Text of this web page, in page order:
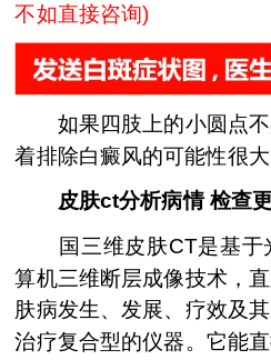
不如直接咨询)
如果四肢上的小圆点不
着排除白癜风的可能性很大
皮肤ct分析病情 检查
国三维皮肤CT是基于
算机三维断层成像技术，
肤病发生、发展、疗效及
治疗复合型的仪器。它能